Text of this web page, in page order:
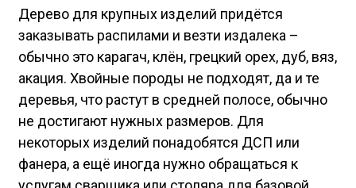
Дерево для крупных изделий придётся
заказывать распилами и везти издалека –
обычно это карагач, клён, грецкий орех, дуб, вяз,
акация. Хвойные породы не подходят, да и те
деревья, что растут в средней полосе, обычно
не достигают нужных размеров. Для
некоторых изделий понадобятся ДСП или
фанера, а ещё иногда нужно обращаться к